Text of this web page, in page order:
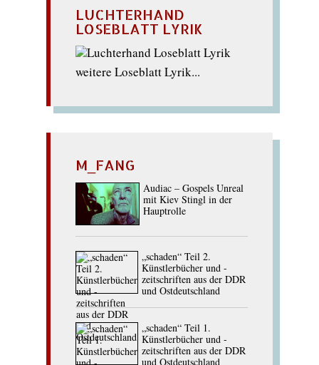
LUCHTERHAND
LOSEBLATT LYRIK
weitere Loseblatt Lyrik...
M_FANG
Audiac – Gospels Unreal
mit Kiev Stingl in der
Hauptrolle
„schaden“ Teil 2.
Künstlerbücher und -
zeitschriften aus der DDR
und Ostdeutschland
„schaden“ Teil 1.
Künstlerbücher und -
zeitschriften aus der DDR
und Ostdeutschland